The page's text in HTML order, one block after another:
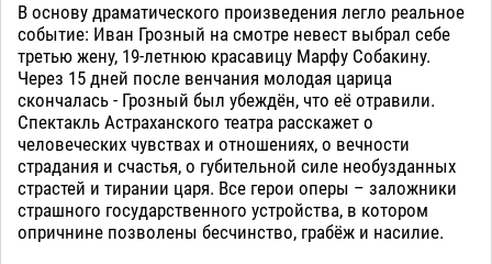
В основу драматического произведения легло реальное
событие: Иван Грозный на смотре невест выбрал себе
третью жену, 19-летнюю красавицу Марфу Собакину.
Через 15 дней после венчания молодая царица
скончалась - Грозный был убеждён, что её отравили.
Спектакль Астраханского театра расскажет о
человеческих чувствах и отношениях, о вечности
страдания и счастья, о губительной силе необузданных
страстей и тирании царя. Все герои оперы – заложники
страшного государственного устройства, в котором
опричнине позволены бесчинство, грабёж и насилие.